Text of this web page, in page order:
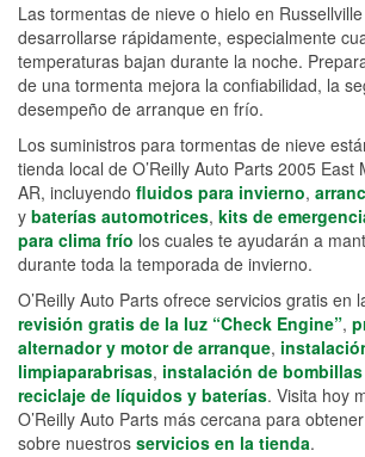
Las tormentas de nieve o hielo en
desarrollarse rápidamente, especialmente
temperaturas bajan durante la noche.
de una tormenta mejora la confiabilidad, la
desempeño de arranque en frío.
Los suministros para tormentas de nieve
tienda local de O’Reilly Auto Parts 2005 East
AR, incluyendo fluidos para invierno,
y baterías automotrices, kits de
para clima frío los cuales te ayudarán a
durante toda la temporada de invierno.
O’Reilly Auto Parts ofrece servicios gratis en
revisión gratis de la luz “Check Engine”,
alternador y motor de arranque,
limpiaparabrisas, instalación de
reciclaje de líquidos y baterías. Visita hoy
O’Reilly Auto Parts más cercana para
sobre nuestros servicios en la tienda.